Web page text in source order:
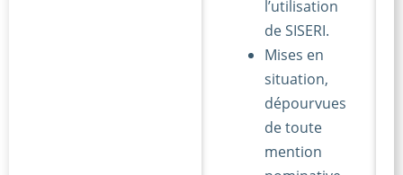
l’utilisation
de SISERI.
Mises en
situation,
dépourvues
de toute
mention